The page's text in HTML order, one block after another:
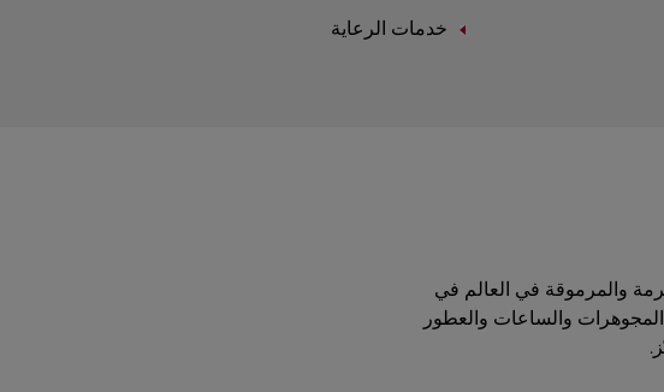
خدمات الرعاية
المحترمة والمرموقة في العالم في
المجوهرات والساعات والعطور